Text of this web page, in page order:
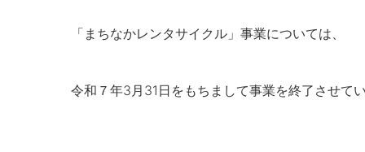
「まちなかレンタサイクル」事業については、
令和７年3月31日をもちまして事業を終了させてい